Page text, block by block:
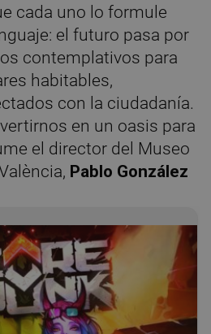
cada uno lo formule
el futuro pasa por
contemplativos para
habitables,
con la ciudadanía.
en un oasis para
el director del Museo
Pablo González